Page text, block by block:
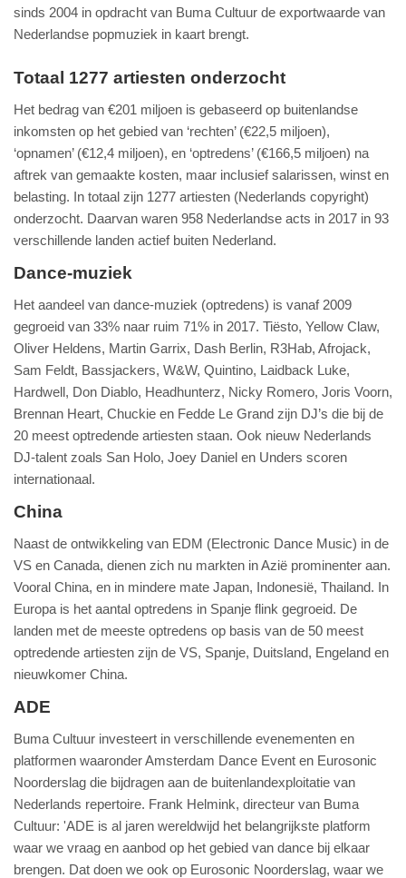
sinds 2004 in opdracht van Buma Cultuur de exportwaarde van
Nederlandse popmuziek in kaart brengt.
Totaal 1277 artiesten onderzocht
Het bedrag van €201 miljoen is gebaseerd op buitenlandse
inkomsten op het gebied van ‘rechten’ (€22,5 miljoen),
‘opnamen’ (€12,4 miljoen), en ‘optredens’ (€166,5 miljoen) na
aftrek van gemaakte kosten, maar inclusief salarissen, winst en
belasting. In totaal zijn 1277 artiesten (Nederlands copyright)
onderzocht. Daarvan waren 958 Nederlandse acts in 2017 in 93
verschillende landen actief buiten Nederland.
Dance-muziek
Het aandeel van dance-muziek (optredens) is vanaf 2009
gegroeid van 33% naar ruim 71% in 2017. Tiësto, Yellow Claw,
Oliver Heldens, Martin Garrix, Dash Berlin, R3Hab, Afrojack,
Sam Feldt, Bassjackers, W&W, Quintino, Laidback Luke,
Hardwell, Don Diablo, Headhunterz, Nicky Romero, Joris Voorn,
Brennan Heart, Chuckie en Fedde Le Grand zijn DJ’s die bij de
20 meest optredende artiesten staan. Ook nieuw Nederlands
DJ-talent zoals San Holo, Joey Daniel en Unders scoren
internationaal.
China
Naast de ontwikkeling van EDM (Electronic Dance Music) in de
VS en Canada, dienen zich nu markten in Azië prominenter aan.
Vooral China, en in mindere mate Japan, Indonesië, Thailand. In
Europa is het aantal optredens in Spanje flink gegroeid. De
landen met de meeste optredens op basis van de 50 meest
optredende artiesten zijn de VS, Spanje, Duitsland, Engeland en
nieuwkomer China.
ADE
Buma Cultuur investeert in verschillende evenementen en
platformen waaronder Amsterdam Dance Event en Eurosonic
Noorderslag die bijdragen aan de buitenlandexploitatie van
Nederlands repertoire. Frank Helmink, directeur van Buma
Cultuur: 'ADE is al jaren wereldwijd het belangrijkste platform
waar we vraag en aanbod op het gebied van dance bij elkaar
brengen. Dat doen we ook op Eurosonic Noorderslag, waar we